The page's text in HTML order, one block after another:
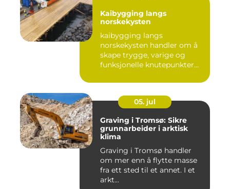
Kaibygging langs
norskekysten
kaibygging langs
norskekysten handler om å
skape trygge, varige og
funksjonelle knutepunkter
05. jul
Graving i Tromsø: Sikre
grunnarbeider i arktisk
klima
Graving i Tromsø handler
om mer enn å flytte masse
fra ett sted til et annet. I et
arkt...